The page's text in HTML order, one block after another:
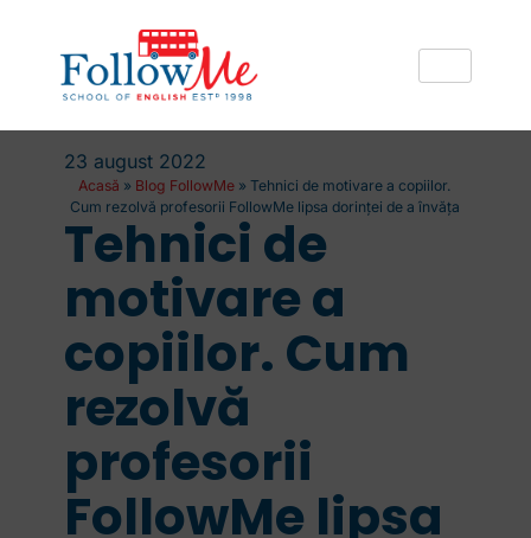
23 august 2022
Acasă » Blog FollowMe »Tehnici de motivare a copiilor.
Cum rezolvă profesorii FollowMe lipsa dorinței de a învăța
Tehnici de
motivare a
copiilor. Cum
rezolvă
profesorii
FollowMe lipsa